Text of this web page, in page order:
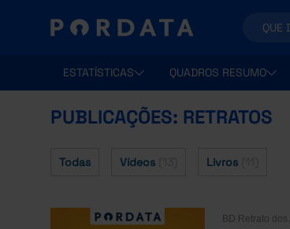
ESTATÍSTICAS QUADROS RESUMO
PUBLICAÇÕES: RETRATOS
Todas Vídeos Livros
BD Retrato